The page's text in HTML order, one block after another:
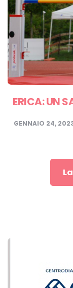
ERICA: UN
GENNAIO 24,